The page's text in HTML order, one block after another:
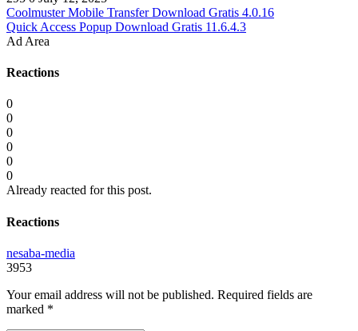
Coolmuster Mobile Transfer Download Gratis 4.0.16
Quick Access Popup Download Gratis 11.6.4.3
Ad Area
Reactions
0
0
0
0
0
0
Already reacted for this post.
Reactions
nesaba-media
3953
Your email address will not be published. Required fields are
marked *